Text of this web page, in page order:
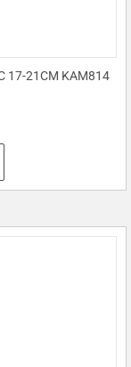
17-21CM KAM814